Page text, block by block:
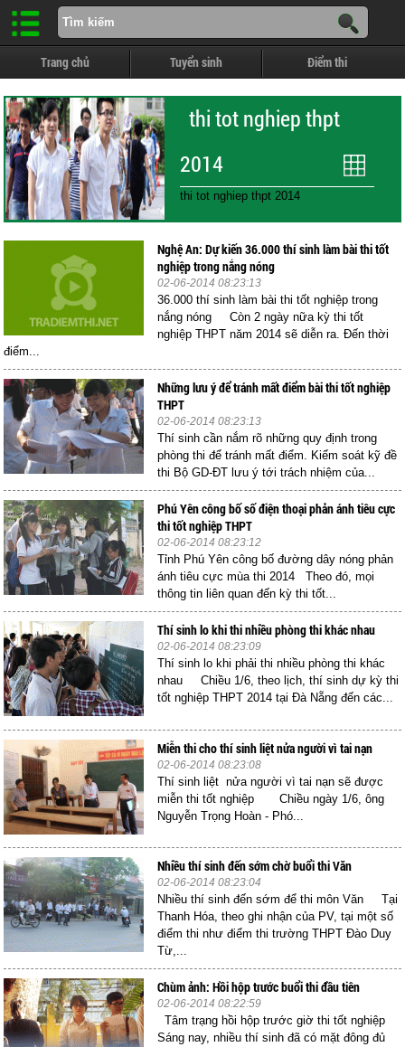
Trang chủ Tuyển sinh Điểm thi
thi tot nghiep thpt
2014
thi tot nghiep thpt 2014
Nghệ An: Dự kiến 36.000 thí sinh làm bài thi tốt
nghiệp trong nắng nóng
02-06-2014 08:23:13
36.000 thí sinh làm bài thi tốt nghiệp trong
nắng nóng Còn 2 ngày nữa kỳ thi tốt
nghiệp THPT năm 2014 sẽ diễn ra. Đến thời
điểm...
Những lưu ý để tránh mất điểm bài thi tốt nghiệp
THPT
02-06-2014 08:23:13
Thí sinh cần nắm rõ những quy định trong
phòng thi để tránh mất điểm. Kiểm soát kỹ đề
thi Bộ GD-ĐT lưu ý tới trách nhiệm của...
Phú Yên công bố số điện thoại phản ánh tiêu cực
thi tốt nghiệp THPT
02-06-2014 08:23:12
Tỉnh Phú Yên công bố đường dây nóng phản
ánh tiêu cực mùa thi 2014 Theo đó, mọi
thông tin liên quan đến kỳ thi tốt...
Thí sinh lo khi thi nhiều phòng thi khác nhau
02-06-2014 08:23:09
Thí sinh lo khi phải thi nhiều phòng thi khác
nhau Chiều 1/6, theo lịch, thí sinh dự kỳ thi
tốt nghiệp THPT 2014 tại Đà Nẵng đến các...
Miễn thi cho thí sinh liệt nửa người vì tai nạn
02-06-2014 08:23:08
Thí sinh liệt nửa người vì tai nạn sẽ được
miễn thi tốt nghiệp Chiều ngày 1/6, ông
Nguyễn Trọng Hoàn - Phó...
Nhiều thí sinh đến sớm chờ buổi thi Văn
02-06-2014 08:23:04
Nhiều thí sinh đến sớm để thi môn Văn Tại
Thanh Hóa, theo ghi nhận của PV, tại một số
điểm thi như điểm thi trường THPT Đào Duy
Từ,...
Chùm ảnh: Hồi hộp trước buổi thi đầu tiên
02-06-2014 08:22:59
Tâm trạng hồi hộp trước giờ thi tốt nghiệp
Sáng nay, nhiều thí sinh đã có mặt đông đủ